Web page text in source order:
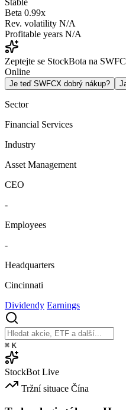
Stable
Beta 0.99x
Rev. volatility N/A
Profitable years N/A
Zeptejte se StockBota na
Online
Je teď SWFCX dobrý nákup?
Sector
Financial Services
Industry
Asset Management
CEO
-
Employees
-
Headquarters
Cincinnati
Dividendy Earnings
⌘ K
StockBot Live
Tržní situace Čína